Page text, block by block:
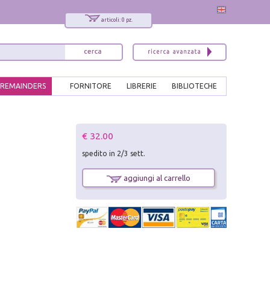
articoli: 0 pz.
BIBLIOTECHE
LIBRERIE
FORNITORE
REMAINDERS
€ 32.00
spedito in 2/3 sett.
aggiungi al carrello
x
Interessato ai nostri libri?
Sarai informato delle nostre novità, potrai
comunque cancellarti quando desideri.
modulo di iscrizione